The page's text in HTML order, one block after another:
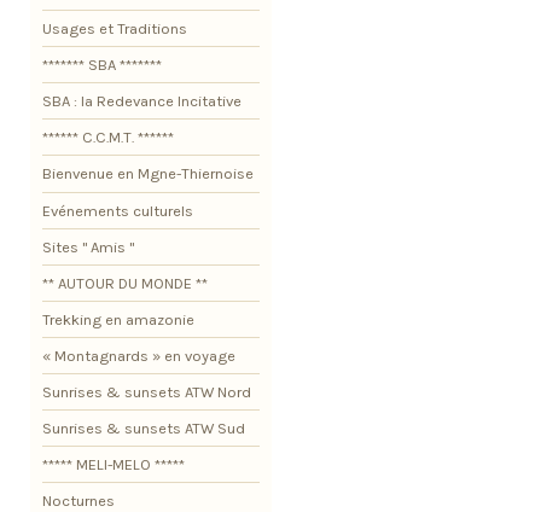
Usages et Traditions
******* SBA *******
SBA : la Redevance Incitative
****** C.C.M.T. ******
Bienvenue en Mgne-Thiernoise
Evénements culturels
Sites " Amis "
** AUTOUR DU MONDE **
Trekking en amazonie
« Montagnards » en voyage
Sunrises & sunsets ATW Nord
Sunrises & sunsets ATW Sud
***** MELI-MELO *****
Nocturnes